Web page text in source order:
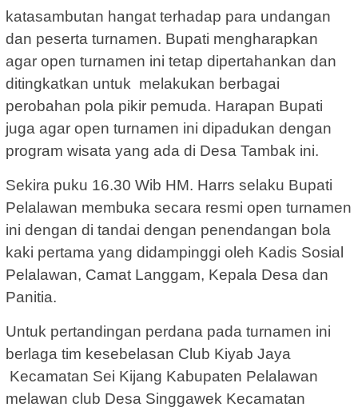
katasambutan hangat terhadap para undangan
dan peserta turnamen. Bupati mengharapkan
agar open turnamen ini tetap dipertahankan dan
ditingkatkan untuk melakukan berbagai
perobahan pola pikir pemuda. Harapan Bupati
juga agar open turnamen ini dipadukan dengan
program wisata yang ada di Desa Tambak ini.
Sekira puku 16.30 Wib HM. Harrs selaku Bupati
Pelalawan membuka secara resmi open turnamen
ini dengan di tandai dengan penendangan bola
kaki pertama yang didampinggi oleh Kadis Sosial
Pelalawan, Camat Langgam, Kepala Desa dan
Panitia.
Untuk pertandingan perdana pada turnamen ini
berlaga tim kesebelasan Club Kiyab Jaya
Kecamatan Sei Kijang Kabupaten Pelalawan
melawan club Desa Singgawek Kecamatan